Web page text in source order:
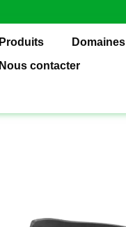
Produits Domaines
Nous contacter